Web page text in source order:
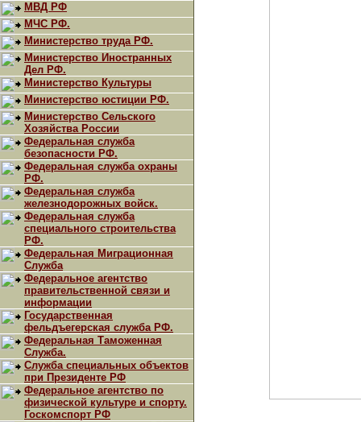
МВД РФ
МЧС РФ.
Министерство труда РФ.
Министерство Иностранных
Дел РФ.
Министерство Культуры
Министерство юстиции РФ.
Министерство Сельского
Хозяйства России
Федеральная служба
безопасности РФ.
Федеральная служба охраны
РФ.
Федеральная служба
железнодорожных войск.
Федеральная служба
специального строительства
РФ.
Федеральная Миграционная
Служба
Федеральное агентство
правительственной связи и
информации
Государственная
фельдъегерская служба РФ.
Федеральная Таможенная
Служба.
Служба специальных объектов
при Президенте РФ
Федеральное агентство по
физической культуре и спорту.
Госкомспорт РФ